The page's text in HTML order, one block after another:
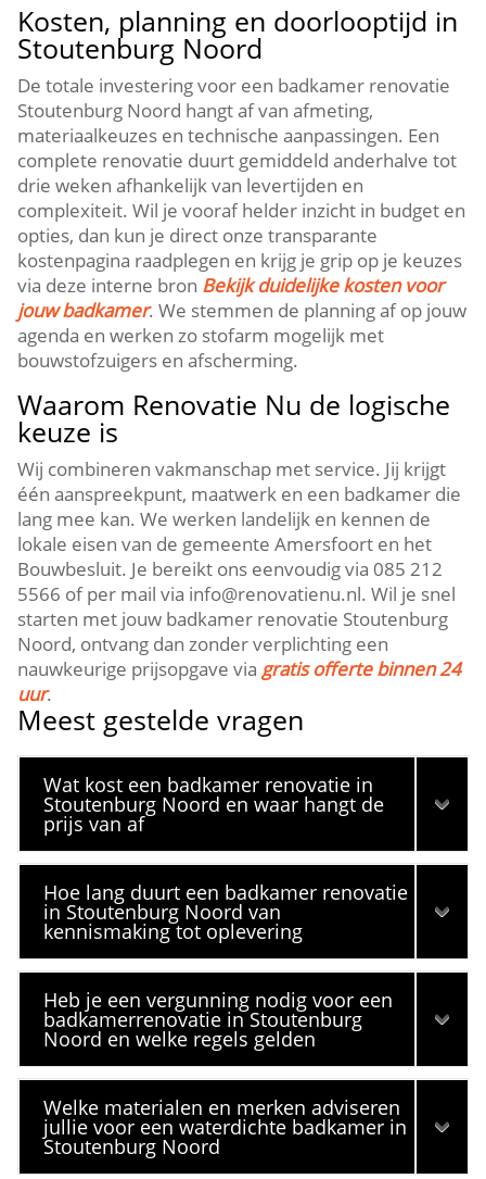
Kosten, planning en doorlooptijd in
Stoutenburg Noord
De totale investering voor een badkamer renovatie
Stoutenburg Noord hangt af van afmeting,
materiaalkeuzes en technische aanpassingen.​ Een
complete renovatie duurt gemiddeld anderhalve tot
drie weken afhankelijk van levertijden en
complexiteit.​ Wil je vooraf helder inzicht in budget en
opties, dan kun je direct onze transparante
kostenpagina raadplegen en krijg je grip op je keuzes
via deze interne bron Bekijk duidelijke kosten voor
jouw badkamer.​ We stemmen de planning af op jouw
agenda en werken zo stofarm mogelijk met
bouwstofzuigers en afscherming.​
Waarom Renovatie Nu de logische
keuze is
Wij combineren vakmanschap met service.​ Jij krijgt
één aanspreekpunt, maatwerk en een badkamer die
lang mee kan.​ We werken landelijk en kennen de
lokale eisen van de gemeente Amersfoort en het
Bouwbesluit.​ Je bereikt ons eenvoudig via 085 212
5566 of per mail via info@renovatienu.​nl.​ Wil je snel
starten met jouw badkamer renovatie Stoutenburg
Noord, ontvang dan zonder verplichting een
nauwkeurige prijsopgave via gratis offerte binnen 24
uur.​
Meest gestelde vragen
Wat kost een badkamer renovatie in
Stoutenburg Noord en waar hangt de
prijs van af
Hoe lang duurt een badkamer renovatie
in Stoutenburg Noord van
kennismaking tot oplevering
Heb je een vergunning nodig voor een
badkamerrenovatie in Stoutenburg
Noord en welke regels gelden
Welke materialen en merken adviseren
jullie voor een waterdichte badkamer in
Stoutenburg Noord